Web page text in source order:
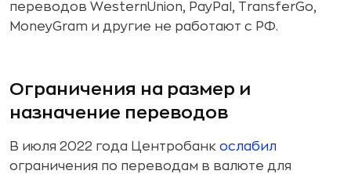
переводов WesternUnion, PayPal, TransferGo,
MoneyGram и другие не работают с РФ.
Ограничения на размер и
назначение переводов
В июля 2022 года Центробанк ослабил
ограничения по переводам в валюте для